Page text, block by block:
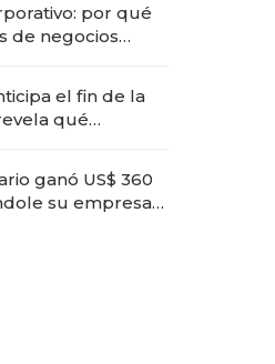
por qué
de negocios
el fin de la
qué
ganó US$ 360
su empresa